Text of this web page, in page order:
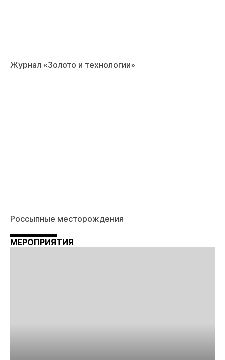
Журнал «Золото и технологии»
Россыпные месторождения
МЕРОПРИЯТИЯ